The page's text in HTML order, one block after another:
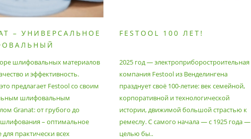
– УНИВЕРСАЛЬНОЕ
шлифовальных материалов
и эффективность.
предлагает Festool со своим
шлифовальным
Granat: от грубого до
– оптимальное
практически всех
FESTOOL 100 ЛЕТ!
2025 год — электроприборостроительная
компания Festool из Венделингена
празднует своё 100-летие: век семейной,
корпоративной и технологической
истории, движимой большой страстью к
ремеслу. С самого начала — с 1925 года —
целью бы..